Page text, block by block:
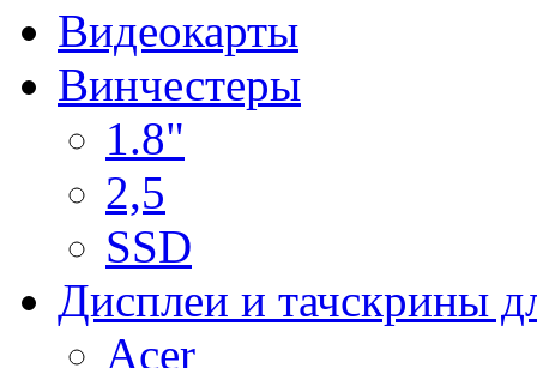
Видеокарты
Винчестеры
1.8"
2,5
SSD
Дисплеи и тачскрины
Acer